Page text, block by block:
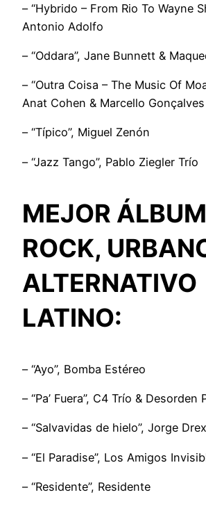
– “Hybrido – From Rio To Wayne
Antonio Adolfo
– “Oddara”, Jane Bunnett &
– “Outra Coisa – The Music Of
Anat Cohen & Marcello Gonçalves
– “Típico”, Miguel Zenón
– “Jazz Tango”, Pablo Ziegler Trío
MEJOR
ROCK,
ALTERNATIVO
LATINO:
– “Ayo”, Bomba Estéreo
– “Pa’ Fuera”, C4 Trío & Desorden
– “Salvavidas de hielo”, Jorge
– “El Paradise”, Los Amigos
– “Residente”, Residente